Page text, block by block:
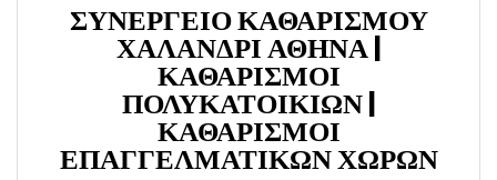
ΣΥΝΕΡΓΕΙΟ ΚΑΘΑΡΙΣΜΟΥ
ΧΑΛΑΝΔΡΙ ΑΘΗΝΑ |
ΚΑΘΑΡΙΣΜΟΙ
ΠΟΛΥΚΑΤΟΙΚΙΩΝ |
ΚΑΘΑΡΙΣΜΟΙ
ΕΠΑΓΓΕΛΜΑΤΙΚΩΝ ΧΩΡΩΝ